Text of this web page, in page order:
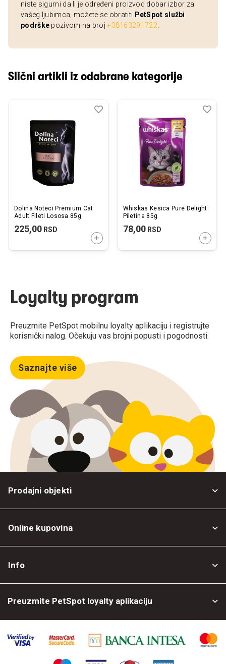
niste sigurni da li je određeni proizvod dobar izbor za
vašeg ljubimca, možete se obratiti PetSpot službi
podrške pozivom na broj+38163291722
Slični artikli iz odabrane kategorije
Dolina Noteci Premium Cat
Adult Fileti Lososa 85g
225,00 RSD
DODAJTE U KORPU
Dodaj
Uporedi
Whiskas Kesica Pure Delight
Piletina 85g
78,00RSD
Loyalty program
Preuzmite PetSpot mobilnu loyalty aplikaciju i registrujte
korisnički nalog. Očekuju vas brojni popusti i pogodnosti.
Saznajte više
Prodajni objekti
Online kupovina
Info
Preuzmite PetSpot loyalty aplikaciju